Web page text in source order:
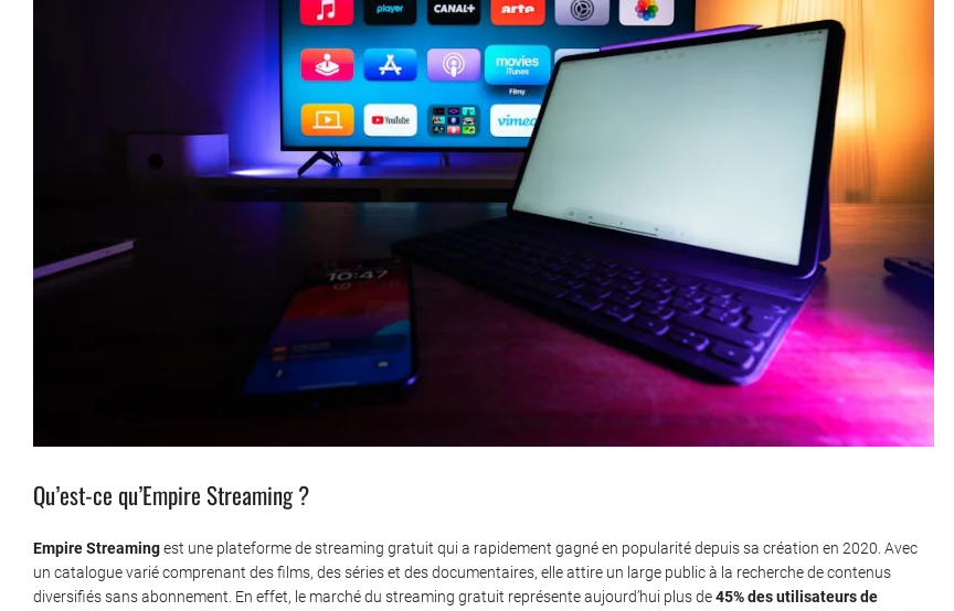
Qu’est-ce qu’Empire Streaming ?
Empire Streamingest une plateforme de streaming gratuit qui a rapidement gagné en popularité depuis sa création en 2020. Avec
un catalogue varié comprenant des films, des séries et des documentaires, elle attire un large public à la recherche de contenus
diversifiés sans abonnement. En effet, le marché du streaming gratuit représente aujourd’hui plus de45% des utilisateurs de